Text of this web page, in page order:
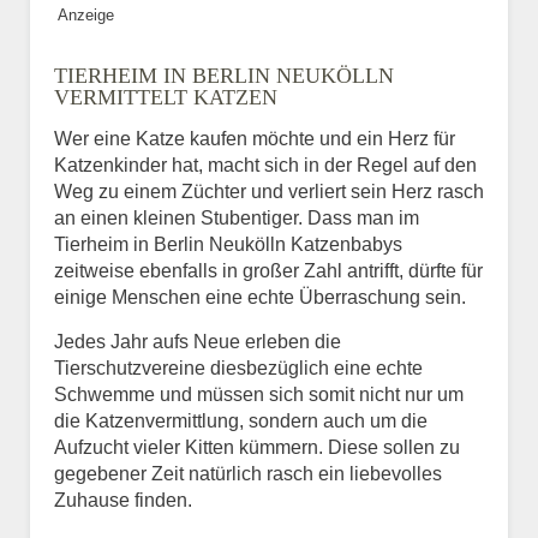
BILD HOCHLADEN
Vermisst seit
Ort des Verschwindens
Anzeige
TIERHEIM IN BERLIN NEUKÖLLN
VERMITTELT KATZEN
Wer eine Katze kaufen möchte und ein Herz für
Katzenkinder hat, macht sich in der Regel auf den
Weg zu einem Züchter und verliert sein Herz rasch
an einen kleinen Stubentiger. Dass man im
Tierheim in Berlin Neukölln Katzenbabys
zeitweise ebenfalls in großer Zahl antrifft, dürfte für
einige Menschen eine echte Überraschung sein.
Jedes Jahr aufs Neue erleben die
Tierschutzvereine diesbezüglich eine echte
Schwemme und müssen sich somit nicht nur um
die Katzenvermittlung, sondern auch um die
Aufzucht vieler Kitten kümmern. Diese sollen zu
gegebener Zeit natürlich rasch ein liebevolles
Zuhause finden.